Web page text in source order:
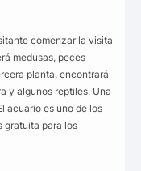
comenzar la visita
medusas, peces
planta, encontrará
y algunos reptiles. Una
acuario es uno de los
gratuita para los